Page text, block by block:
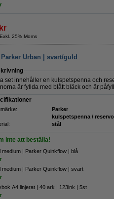
25% Moms
Urban | svart/guld
set innehåller en kulspetspenna och
är fyllda med blått bläck och är
Parker
kulspetspenna /
stål
inte att beställa!
medium | Parker Quinkflow | blå
medium | Parker Quinkflow | svart
A4 linjerat | 40 ark | 123ink | 5st